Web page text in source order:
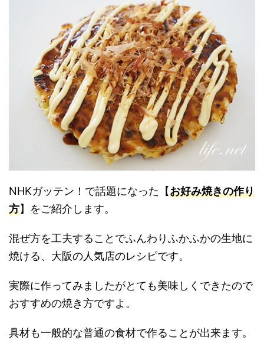
NHKガッテン！で話題になった【お好み焼きの作り
方】をご紹介します。
混ぜ方を工夫することでふんわりふかふかの生地に
焼ける、大阪の人気店のレシピです。
実際に作ってみましたがとても美味しくできたので
おすすめの焼き方ですよ。
具材も一般的な普通の食材で作ることが出来ます。